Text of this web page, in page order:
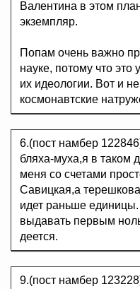
Валентина в этом
экземпляр.
Попам очень важно
науке, потому что
их идеологии. Вот и
космонавтские
6.(пост намбер
бляха-муха,я в таком
меня со счетами
Савицкая,а
идет раньше
выдавать первым
деется.
9.(пост намбер